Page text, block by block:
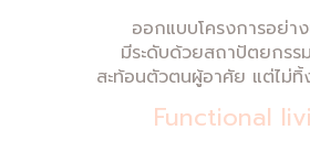
ออกแบบโครงการอย่า
มีระดับด้วยสถาปัตยกรร
สะท้อนตัวตนผู้อาศัย แต่ไม่
Functional